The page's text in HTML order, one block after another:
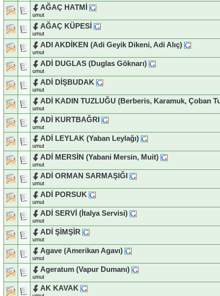
AĞAÇ HATMİ
umut
AĞAÇ KÜPESİ
umut
ADI AKDİKEN (Adi Geyik Dikeni, Adi Alıç)
umut
ADİ DUGLAS (Duglas Göknarı)
umut
ADİ DİŞBUDAK
umut
ADİ KADIN TUZLUĞU (Berberis, Karamuk, Çoban
umut
ADİ KURTBAĞRI
umut
ADİ LEYLAK (Yaban Leylağı)
umut
ADİ MERSİN (Yabani Mersin, Muit)
umut
ADİ ORMAN SARMAŞIĞI
umut
ADİ PORSUK
umut
ADİ SERVİ (İtalya Servisi)
umut
ADİ ŞİMŞİR
umut
Agave (Amerikan Agavı)
umut
Ageratum (Vapur Dumanı)
umut
AK KAVAK